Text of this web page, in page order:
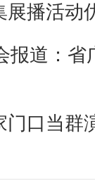
播活动
道：省
口当群